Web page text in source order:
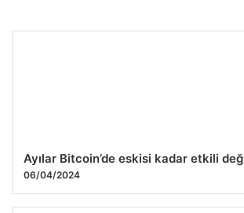
Ayılar Bitcoin’de eskisi kadar etkili
06/04/2024